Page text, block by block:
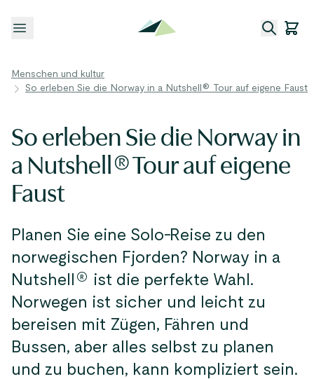
Menü öffnen
Menschen und kultur
So erleben Sie die Norway in a Nutshell® Tour auf eigene Faust
So erleben Sie die Norway in
a Nutshell® Tour auf eigene
Faust
Planen Sie eine Solo-Reise zu den
norwegischen Fjorden? Norway in a
Nutshell® ist die perfekte Wahl.
Norwegen ist sicher und leicht zu
bereisen mit Zügen, Fähren und
Bussen, aber alles selbst zu planen
und zu buchen, kann kompliziert sein.